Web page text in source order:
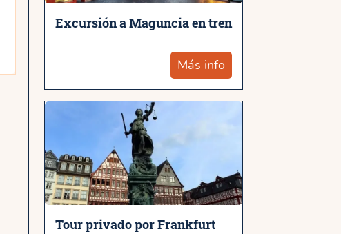
Excursión a Maguncia en tren
Más info
Tour privado por Frankfurt